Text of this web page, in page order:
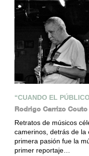
“CUANDO EL
Rodrigo Carrizo Couto
Retratos de músicos
camerinos, detrás de
primera pasión fue la
primer reportaje…